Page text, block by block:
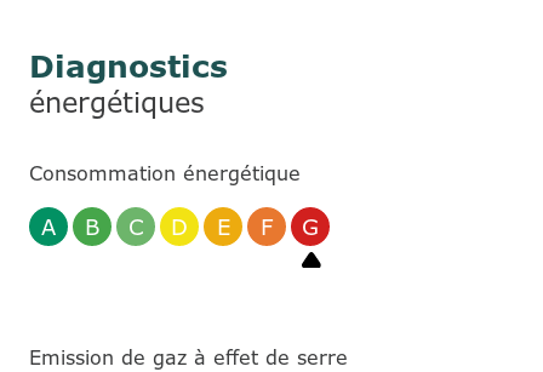
Diagnostics
énergétiques
Consommation énergétique
A B C D E F G
Emission de gaz à effet de serre